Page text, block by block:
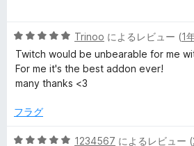
中
5
の
評
5
段
階
中
の
価
Trinoo によるレビュー (1
Twitch would be unbearable for me
For me it's the best addon ever!
many thanks <3
フラグ
5
1234567 によるレビュー (